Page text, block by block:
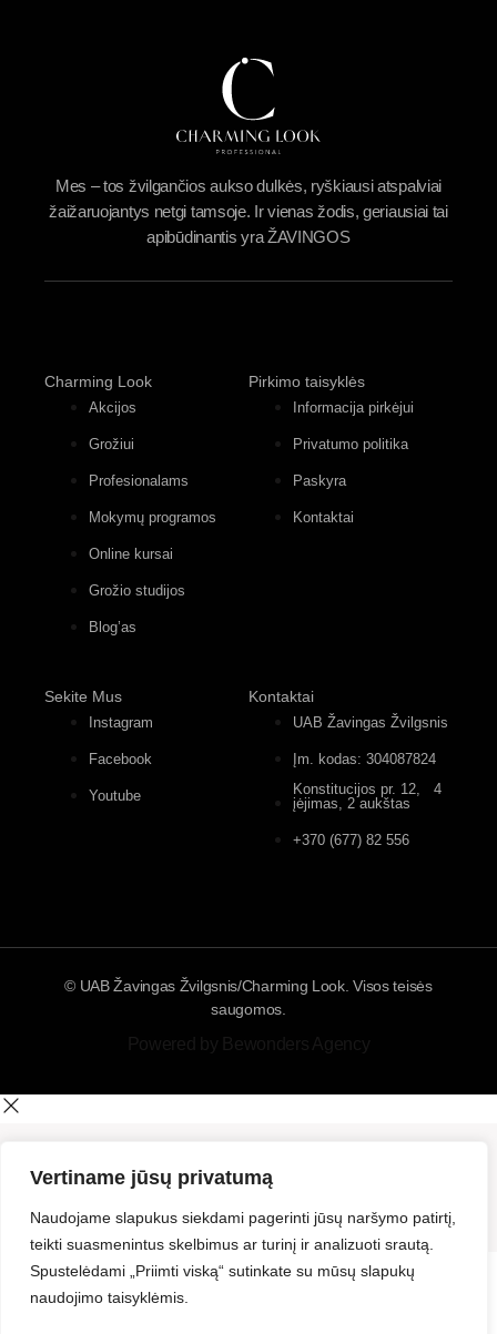
Vertiname jūsų privatumą
Naudojame slapukus siekdami pagerinti jūsų naršymo patirtį,
teikti suasmenintus skelbimus ar turinį ir analizuoti srautą.
Spustelėdami „Priimti viską“ sutinkate su mūsų slapukų
naudojimo taisyklėmis.
Mes – tos žvilgančios aukso dulkės, ryškiausi atspalviai
žaižaruojantys netgi tamsoje. Ir vienas žodis, geriausiai tai
apibūdinantis yra ŽAVINGOS
Charming Look
Akcijos
Grožiui
Profesionalams
Mokymų programos
Online kursai
Grožio studijos
Blog’as
Pirkimo taisyklės
Informacija pirkėjui
Privatumo politika
Paskyra
Kontaktai
Sekite Mus
Instagram
Facebook
Youtube
Kontaktai
UAB Žavingas Žvilgsnis
Įm. kodas: 304087824
Konstitucijos pr. 12, 4
įėjimas, 2 aukštas
+370 (677) 82 556
© UAB Žavingas Žvilgsnis/Charming Look. Visos teisės
saugomos.
Powered by Bewonders Agency